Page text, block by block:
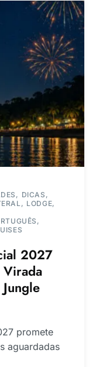
DICAS
LODGE
2027
Virada
promete
aguardadas